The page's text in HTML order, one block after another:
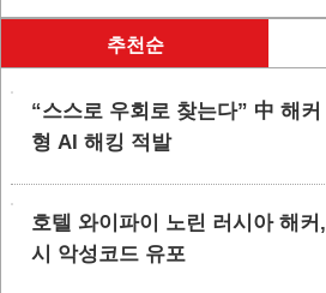
추천순
“스스로 우회로 찾는다” 中 해커
형 AI 해킹 적발
호텔 와이파이 노린 러시아 해
시 악성코드 유포